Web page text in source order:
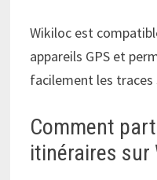
Wikiloc est
appareils GPS et
facilement les
Comment
itinéraires sur